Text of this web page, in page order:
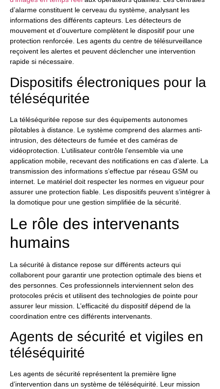
d’alarme constituent le cerveau du système, analysant les
informations des différents capteurs. Les détecteurs de
mouvement et d’ouverture complètent le dispositif pour une
protection renforcée. Les agents du centre de télésurveillance
reçoivent les alertes et peuvent déclencher une intervention
rapide si nécessaire.
Dispositifs électroniques pour la
téléséquritée
La téléséquritée repose sur des équipements autonomes
pilotables à distance. Le système comprend des alarmes anti-
intrusion, des détecteurs de fumée et des caméras de
vidéoprotection. L’utilisateur contrôle l’ensemble via une
application mobile, recevant des notifications en cas d’alerte. La
transmission des informations s’effectue par réseau GSM ou
internet. Le matériel doit respecter les normes en vigueur pour
assurer une protection fiable. Les dispositifs peuvent s’intégrer à
la domotique pour une gestion simplifiée de la sécurité.
Le rôle des intervenants
humains
La sécurité à distance repose sur différents acteurs qui
collaborent pour garantir une protection optimale des biens et
des personnes. Ces professionnels interviennent selon des
protocoles précis et utilisent des technologies de pointe pour
assurer leur mission. L’efficacité du dispositif dépend de la
coordination entre ces différents intervenants.
Agents de sécurité et vigiles en
téléséquirité
Les agents de sécurité représentent la première ligne
d’intervention dans un système de téléséquirité. Leur mission